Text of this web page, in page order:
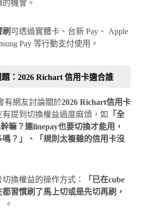
機會。
刷 可透過實體卡、台新 Pay、 Apple
Pay 等行動支付使用。
：2026 Richart 信用卡適合誰
有網友討論關於2026 Richart信用卡
提到切換權益過度麻煩，如
「全
嘛？連linepay也要切換才能用，
？」、「規則太複雜的信用卡沒
換權益的操作方式：
「已在cube
習慣刷了馬上切或是先切再刷，
。